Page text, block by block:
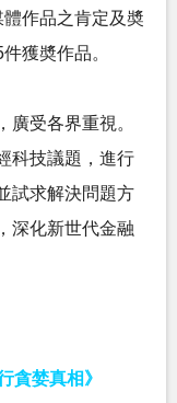
作品之肯定及奬
獲奬作品。
廣受各界重視。
科技議題，進行
試求解決問題方
深化新世代金融
婪真相》